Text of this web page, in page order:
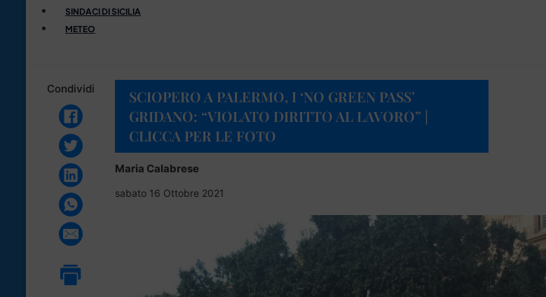
SINDACI DI SICILIA
METEO
Condividi
SCIOPERO A PALERMO, I ‘NO GREEN PASS’
GRIDANO: “VIOLATO DIRITTO AL LAVORO” |
CLICCA PER LE FOTO
Maria Calabrese
sabato 16 Ottobre 2021